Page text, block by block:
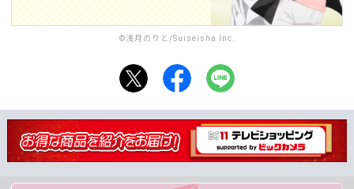
©浅月のりと/Suiseisha Inc.